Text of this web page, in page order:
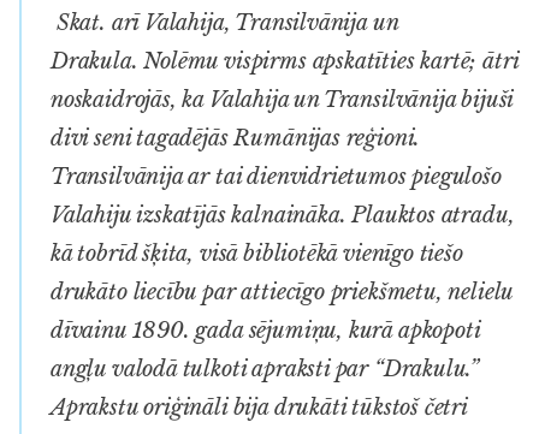
Skat. arī Valahija, Transilvānija un
Drakula. Nolēmu vispirms apskatīties kartē; ātri
noskaidrojās, ka Valahija un Transilvānija bijuši
divi seni tagadējās Rumānijas reģioni.
Transilvānija ar tai dienvidrietumos piegulošo
Valahiju izskatījās kalnaināka. Plauktos atradu,
kā tobrīd šķita, visā bibliotēkā vienīgo tiešo
drukāto liecību par attiecīgo priekšmetu, nelielu
dīvainu 1890. gada sējumiņu, kurā apkopoti
angļu valodā tulkoti apraksti par “Drakulu.”
Aprakstu oriģināli bija drukāti tūkstoš četri